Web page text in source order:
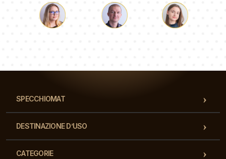
SPECCHIOMAT
DESTINAZIONE D’USO
CATEGORIE